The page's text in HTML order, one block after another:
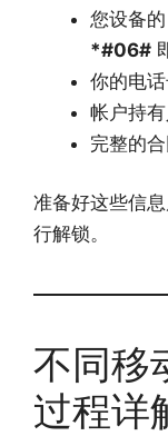
您设备
*#06#
你的电
帐户持
完整的
准备好这些信
行解锁。
不同移
过程详